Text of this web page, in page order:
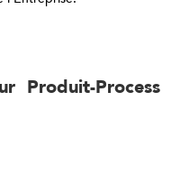
Produit-Process